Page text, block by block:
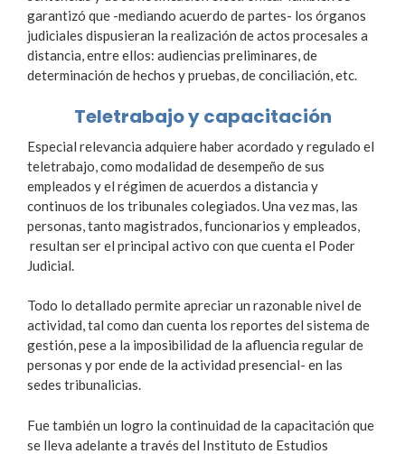
garantizó que -mediando acuerdo de partes- los órganos
judiciales dispusieran la realización de actos procesales a
distancia, entre ellos: audiencias preliminares, de
determinación de hechos y pruebas, de conciliación, etc.
Teletrabajo y capacitación
Especial relevancia adquiere haber acordado y regulado el
teletrabajo, como modalidad de desempeño de sus
empleados y el régimen de acuerdos a distancia y
continuos de los tribunales colegiados. Una vez mas, las
personas, tanto magistrados, funcionarios y empleados,
resultan ser el principal activo con que cuenta el Poder
Judicial.
Todo lo detallado permite apreciar un razonable nivel de
actividad, tal como dan cuenta los reportes del sistema de
gestión, pese a la imposibilidad de la afluencia regular de
personas y por ende de la actividad presencial- en las
sedes tribunalicias.
Fue también un logro la continuidad de la capacitación que
se lleva adelante a través del Instituto de Estudios